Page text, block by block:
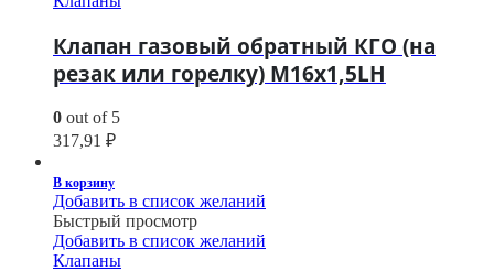
Клапан газовый обратный КГО (на
резак или горелку) М16х1,5LH
0 out of 5
317,91 ₽
В корзину
Добавить в список желаний
Быстрый просмотр
Добавить в список желаний
Клапаны